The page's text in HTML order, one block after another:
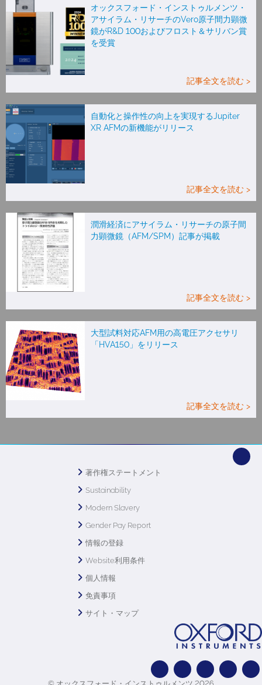
オックスフォード・インストゥルメンツ・
アサイラム・リサーチのVero原子間力顕微
鏡がR&D 100およびフロスト＆サリバン賞
を受賞
記事全文を読む >
自動化と操作性の向上を実現するJupiter
XR AFMの新機能がリリース
記事全文を読む >
潤滑経済にアサイラム・リサーチの原子間
力顕微鏡（AFM/SPM）記事が掲載
記事全文を読む >
大型試料対応AFM用の高電圧アクセサリ
「HVA150」をリリース
記事全文を読む >
著作権ステートメント
Sustainability
Modern Slavery
Gender Pay Report
情報の登録
Website利用条件
個人情報
免責事項
サイト・マップ